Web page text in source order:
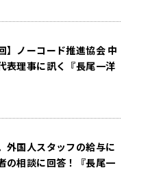
】ノーコード推進協会 中
表理事に訊く『長尾一洋
外国人スタッフの給与に
の相談に回答！『長尾一